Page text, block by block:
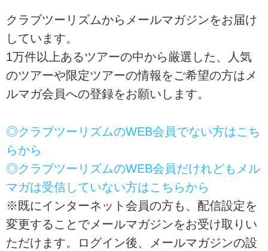
クラブツーリズムからメールマガジンをお届け
しています。
1万件以上あるツアーの中から厳選した、人気
のツアーや限定ツアーの情報をご希望の方はメ
ルマガ会員への登録をお願いします。
◎クラブツーリズムのWEB会員でない方はこち
らから
◎クラブツーリズムのWEB会員だけれどもメル
マガは受信していない方はこちらから
※既にインターネット会員の方も、配信設定を
変更することでメールマガジンをお受け取りい
ただけます。ログイン後、メールマガジンの設